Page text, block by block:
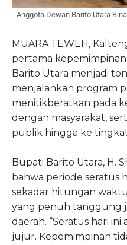
Anggota Dewan Barito Utara
MUARA TEWEH,
pertama
Barito Utara menjadi
menjalankan program
menitikberatkan pada
dengan masyarakat,
publik hingga ke
Bupati Barito Utara, H.
bahwa periode seratus
sekadar hitungan
yang penuh tanggung
daerah. “Seratus hari
jujur. Kepemimpinan